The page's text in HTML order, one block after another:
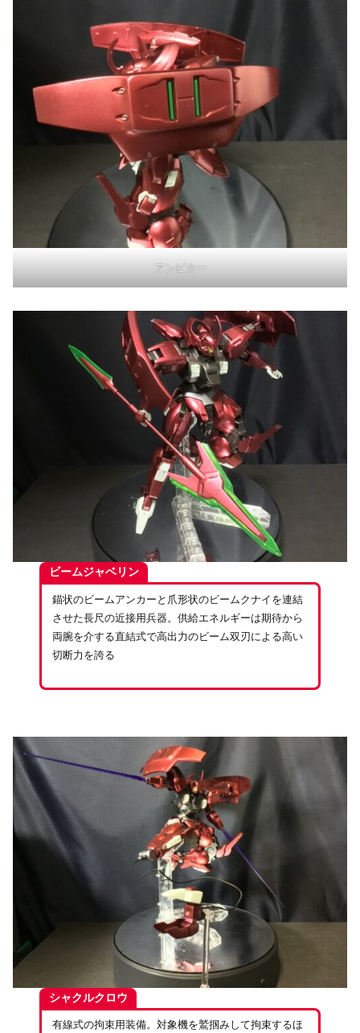
アンビカー
ビームジャベリン
錨状のビームアンカーと爪形状のビームクナイを連結
させた長尺の近接用兵器。供給エネルギーは期待から
両腕を介する直結式で高出力のビーム双刃による高い
切断力を誇る
シャクルクロウ
有線式の拘束用装備。対象機を鷲掴みして拘束するほ